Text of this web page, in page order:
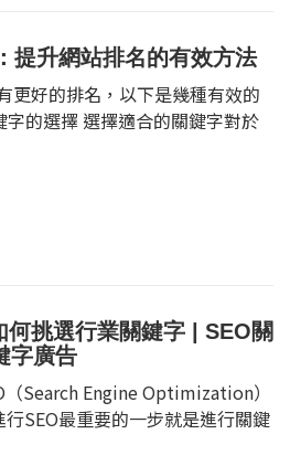
提升網站排名的有效方法
更好的排名，以下是幾種有效的
的選擇 選擇適合的關鍵字對於
何挑選行業關鍵字 | SEO關
字廣告
Search Engine Optimization）
SEO最重要的一步就是進行關鍵